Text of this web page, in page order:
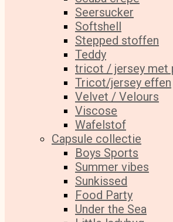
Seersucker
Softshell
Stepped stoffen
Teddy
tricot / jersey met
Tricot/jersey effen
Velvet / Velours
Viscose
Wafelstof
Capsule collectie
Boys Sports
Summer vibes
Sunkissed
Food Party
Under the Sea